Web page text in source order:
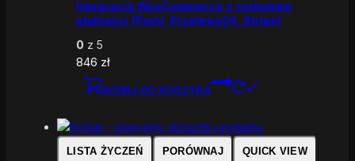
Integracja WooCommerce z systemem
płatności (PayU, Przelewy24, Stripe)
0 z 5
846 zł
DODAJ DO KOSZYKA
LISTA ŻYCZEŃ PORÓWNAJ QUICK VIEW